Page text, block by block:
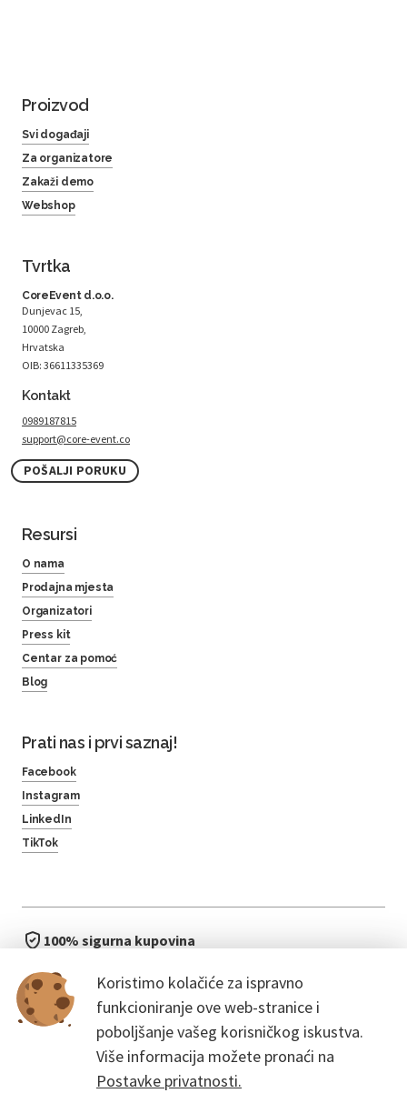
Koristimo kolačiće za ispravno
funkcioniranje ove web-stranice i
poboljšanje vašeg korisničkog iskustva.
Više informacija možete pronaći na
Postavke privatnosti.
Proizvod
Svi događaji
Za organizatore
Zakaži demo
Webshop
Tvrtka
CoreEvent d.o.o.
Dunjevac 15,
10000 Zagreb,
Hrvatska
OIB: 36611335369
Kontakt
0989187815
support@core-event.co
POŠALJI PORUKU
Resursi
O nama
Prodajna mjesta
Organizatori
Press kit
Centar za pomoć
Blog
Prati nas i prvi saznaj!
Facebook
Instagram
LinkedIn
TikTok
100% sigurna kupovina
bez čekanja u redu